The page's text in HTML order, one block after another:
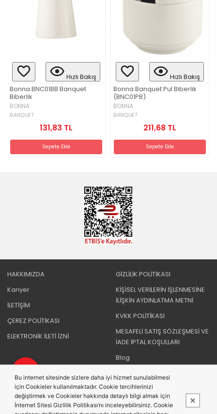
Hızlı Bakış
Bonna BNC01BB Banquet
Biberlik
BONNA
BANQUET
131,83 TL
Sepete Ekle
Hızlı Bakış
Bonna Banquet Pul Biberlik
(BNC01PB)
BONNA
BANQUET
211,68 TL
Sepete Ekle
HAKKIMIZDA
Kariyer
İLETİŞİM
ÇEREZ POLİTİKASI
ELEKTRONİK İLETİ İZNİ
GİZLİLİK POLİTİKASI
KİŞİSEL VERİLERİN İŞLENMESİNE
İLİŞKİN AYDINLATMA METNİ
KVKK POLİTİKASI
MESAFELİ SATIŞ SÖZLEŞMESİ VE
İADE İPTAL KOŞULLARI
Blog
BIZI TAKIP EDIN
Bu internet sitesinde sizlere daha iyi hizmet sunulabilmesi
için Cookieler kullanılmaktadır. Cookie tercihlerinizi
değiştirmek ve Cookieler hakkında detaylı bilgi almak için
İnternet Sitesi Gizlilik Politikası’nı inceleyebilirsiniz. Cookie